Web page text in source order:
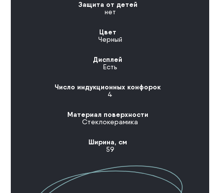
Защита от детей
нет
Цвет
Черный
Дисплей
Есть
Число индукционных конфорок
4
Материал поверхности
Стеклокерамика
Ширина, см
59